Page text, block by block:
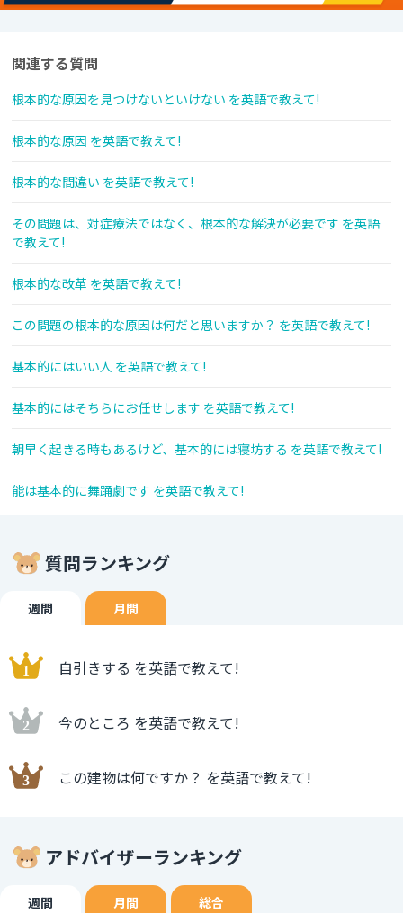
関連する質問
根本的な原因を見つけないといけない を英語で教えて!
根本的な原因 を英語で教えて!
根本的な間違い を英語で教えて!
その問題は、対症療法ではなく、根本的な解決が必要です を英語
で教えて!
根本的な改革 を英語で教えて!
この問題の根本的な原因は何だと思いますか？ を英語で教えて!
基本的にはいい人 を英語で教えて!
基本的にはそちらにお任せします を英語で教えて!
朝早く起きる時もあるけど、基本的には寝坊する を英語で教えて!
能は基本的に舞踊劇です を英語で教えて!
質問ランキング
週間 月間
自引きする を英語で教えて!
今のところ を英語で教えて!
この建物は何ですか？ を英語で教えて!
アドバイザーランキング
週間 月間 総合